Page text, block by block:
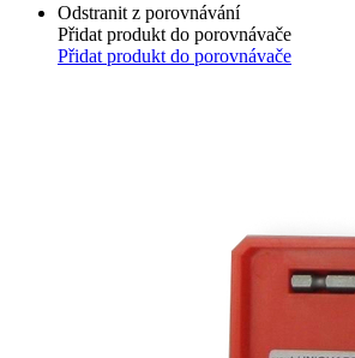
Odstranit z porovnávání
Přidat produkt do porovnávače
Přidat produkt do porovnávače